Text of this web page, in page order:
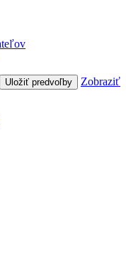
Uložiť predvoľby
Zobraziť